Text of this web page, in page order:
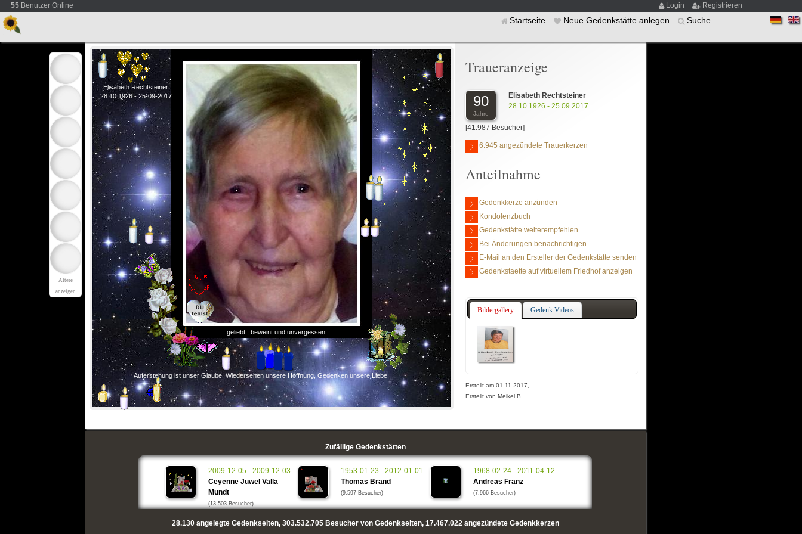
55 Benutzer Online Login Registrieren
Startseite Neue Gedenkstätte anlegen Suche
Ältere
anzeigen
Elisabeth Rechtsteiner
28.10.1926 - 25-09-2017
geliebt , beweint und unvergessen
Auferstehung ist unser Glaube, Wiedersehen unsere Hoffnung, Gedenken unsere Liebe
Traueranzeige
90
Jahre
Elisabeth Rechtsteiner
28.10.1926 - 25.09.2017
[41.987 Besucher]
6.945 angezündete Trauerkerzen
Anteilnahme
Gedenkkerze anzünden
Kondolenzbuch
Gedenkstätte weiterempfehlen
Bei Änderungen benachrichtigen
E-Mail an den Ersteller der Gedenkstätte senden
Gedenkstaette auf virtuellem Friedhof anzeigen
Bildergallery Gedenk Videos
Erstellt am 01.11.2017,
Erstellt von Meikel B
Zufällige Gedenkstätten
2009-12-05 - 2009-12-03
Ceyenne Juwel Valla
Mundt
(13.503 Besucher)
1953-01-23 - 2012-01-01
Thomas Brand
(9.597 Besucher)
1968-02-24 - 2011-04-12
Andreas Franz
(7.966 Besucher)
28.130angelegte Gedenkseiten, 303.532.705Besucher von Gedenkseiten, 17.467.022 angezündete Gedenkkerzen